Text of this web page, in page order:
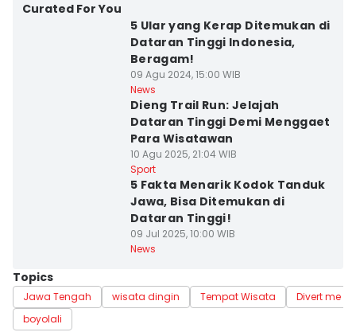
Curated For You
5 Ular yang Kerap Ditemukan di
Dataran Tinggi Indonesia,
Beragam!
09 Agu 2024, 15:00 WIB
News
Dieng Trail Run: Jelajah
Dataran Tinggi Demi Menggaet
Para Wisatawan
10 Agu 2025, 21:04 WIB
Sport
5 Fakta Menarik Kodok Tanduk
Jawa, Bisa Ditemukan di
Dataran Tinggi!
09 Jul 2025, 10:00 WIB
News
Topics
Jawa Tengah wisata dingin Tempat Wisata
Divert me
boyolali